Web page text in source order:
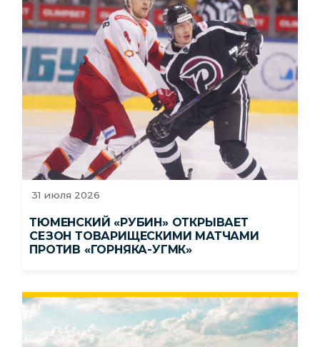
31 июля 2026
ТЮМЕНСКИЙ «РУБИН» ОТКРЫВАЕТ
СЕЗОН ТОВАРИЩЕСКИМИ МАТЧАМИ
ПРОТИВ «ГОРНЯКА-УГМК»